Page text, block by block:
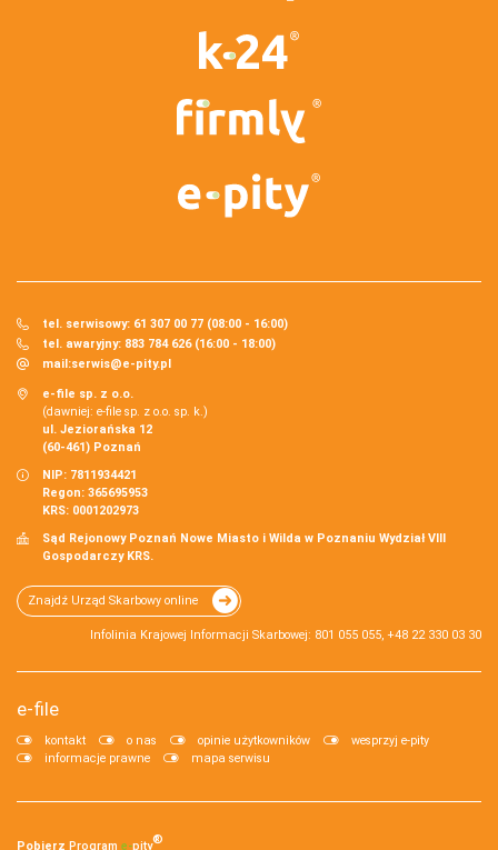
tel. serwisowy: 61 307 00 77 (08:00 - 16:00)
tel. awaryjny: 883 784 626 (16:00 - 18:00)
mail:serwis@e-pity.pl
e-file sp. z o.o.
(dawniej: e-file sp. z o.o. sp. k.)
ul. Jeziorańska 12
(60-461) Poznań
NIP: 7811934421
Regon: 365695953
KRS: 0001202973
Sąd Rejonowy Poznań Nowe Miasto i Wilda w Poznaniu Wydział VIII
Gospodarczy KRS.
Znajdź Urząd Skarbowy online
Infolinia Krajowej Informacji Skarbowej: 801 055 055, +48 22 330 03 30
e-file
kontakt o nas opinie użytkowników
wesprzyj e-pity
informacje prawne
mapa serwisu
Pobierz Program e‑pity®